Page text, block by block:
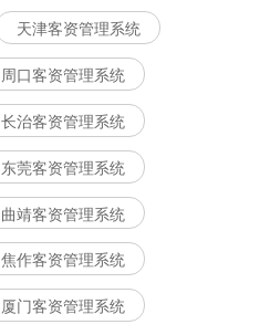
天津客资管理系统
周口客资管理系统
长治客资管理系统
东莞客资管理系统
曲靖客资管理系统
焦作客资管理系统
厦门客资管理系统